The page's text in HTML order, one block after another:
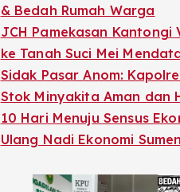
& Bedah Rumah Warga
JCH Pamekasan Kantongi
ke Tanah Suci Mei
Sidak Pasar Anom:
Stok Minyakita Aman dan
10 Hari Menuju Sensus
Ulang Nadi Ekonomi